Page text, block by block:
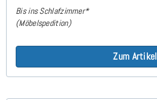
Bis ins Schlafzimmer*
(Möbelspedition)
Zum Artikel